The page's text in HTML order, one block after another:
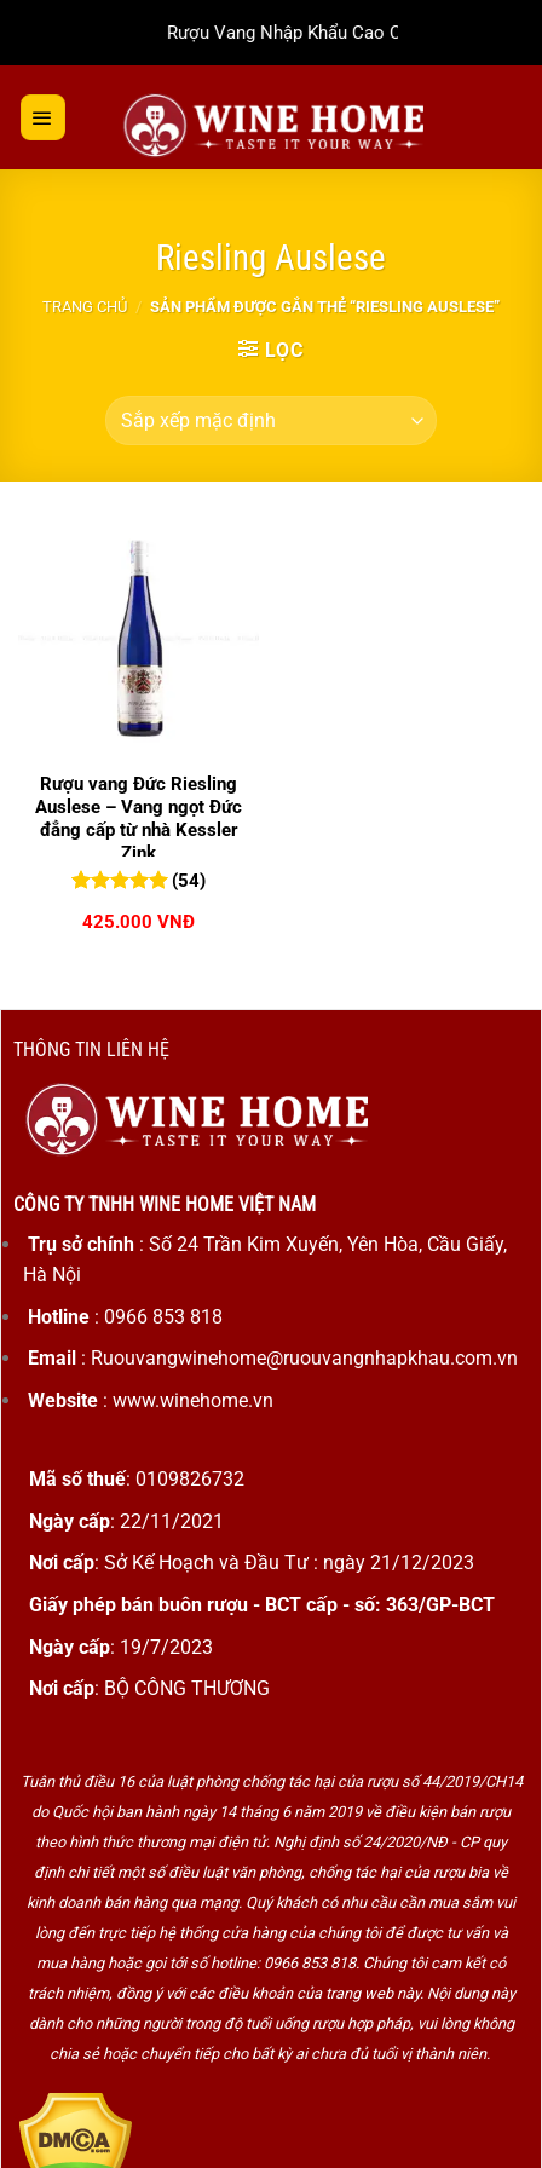
dung
Rượu Vang Nhập Khẩu Cao Cấp
Riesling Auslese
TRANG CHỦ / SẢN PHẨM ĐƯỢC GẮN THẺ “RIESLING AUSLESE”
LỌC
Rượu vang Đức Riesling
Auslese – Vang ngọt Đức
đẳng cấp từ nhà Kessler
Zink
đánh giá
(54)
425.000 VNĐ
THÔNG TIN LIÊN HỆ
CÔNG TY TNHH WINE HOME VIỆT NAM
Trụ sở chính: Số 24 Trần Kim Xuyến, Yên Hòa, Cầu Giấy,
Hà Nội
Hotline: 0966 853 818
Email : Ruouvangwinehome@ruouvangnhapkhau.com.vn
Website: www.winehome.vn
Mã số thuế: 0109826732
Ngày cấp: 22/11/2021
Nơi cấp: Sở Kế Hoạch và Đầu Tư : ngày 21/12/2023
Giấy phép bán buôn rượu - BCT cấp - số: 363/GP-BCT
Ngày cấp: 19/7/2023
Nơi cấp: BỘ CÔNG THƯƠNG
Tuân thủ điều 16 của luật phòng chống tác hại của rượu số 44/2019/CH14
do Quốc hội ban hành ngày 14 tháng 6 năm 2019 về điều kiện bán rượu
theo hình thức thương mại điện tử. Nghị định số 24/2020/NĐ - CP quy
định chi tiết một số điều luật văn phòng, chống tác hại của rượu bia về
kinh doanh bán hàng qua mạng. Quý khách có nhu cầu cần mua sắm vui
lòng đến trực tiếp hệ thống cửa hàng của chúng tôi để được tư vấn và
mua hàng hoặc gọi tới số hotline: 0966 853 818. Chúng tôi cam kết có
trách nhiệm, đồng ý với các điều khoản của trang web này. Nội dung này
dành cho những người trong độ tuổi uống rượu hợp pháp, vui lòng không
chia sẻ hoặc chuyển tiếp cho bất kỳ ai chưa đủ tuổi vị thành niên.